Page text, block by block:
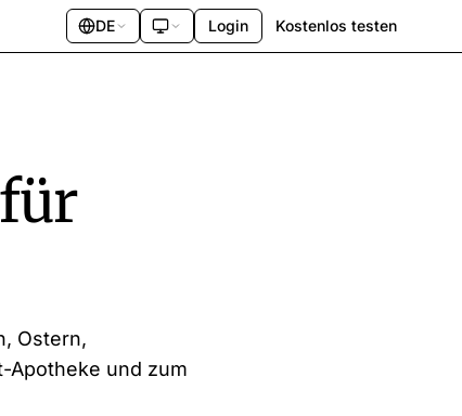
DE Login Kostenlos testen
Ostern,
Apotheke und zum